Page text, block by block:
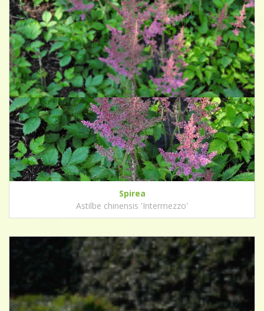
Spirea
Astilbe chinensis 'Intermezzo'